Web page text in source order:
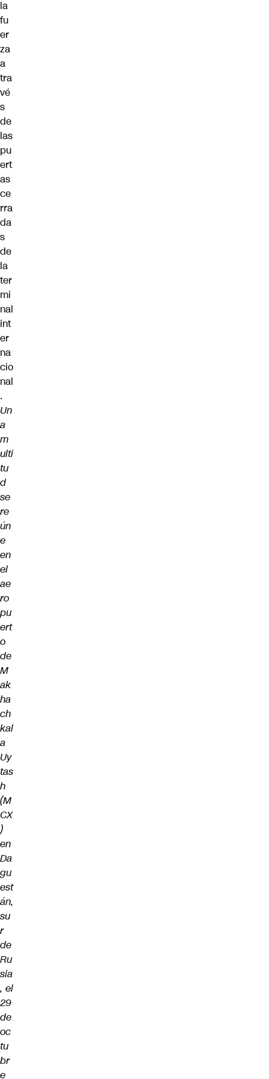
la
fu
er
za
a
tra
vé
s
de
las
pu
ert
as
ce
rra
da
s
de
la
ter
mi
nal
int
er
na
cio
nal
.
Un
a
m
ulti
tu
d
se
re
ún
e
en
el
ae
ro
pu
ert
o
de
M
ak
ha
ch
kal
a
Uy
tas
h
(M
CX
)
en
Da
gu
est
án,
su
r
de
Ru
sia
, el
29
de
oc
tu
br
e